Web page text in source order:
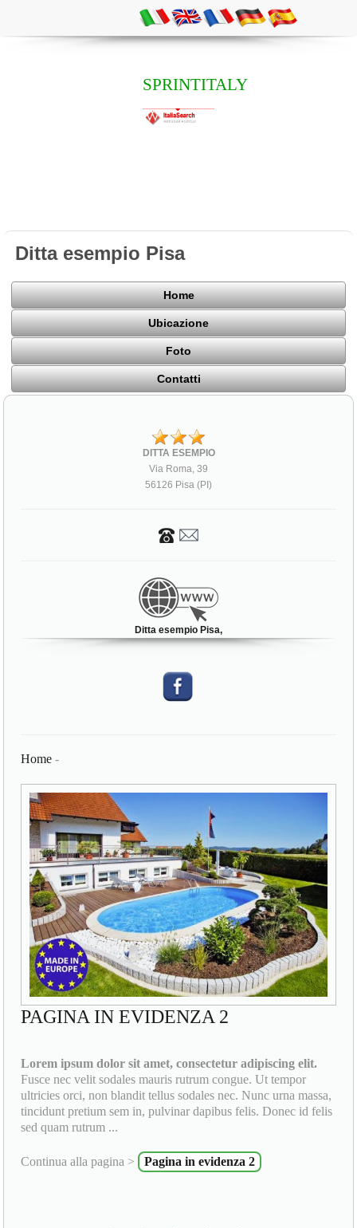
SPRINTITALY
Ditta esempio Pisa
Home
Ubicazione
Foto
Contatti
DITTA ESEMPIO
Via Roma, 39
56126 Pisa (PI)
Ditta esempio Pisa,
Home -
PAGINA IN EVIDENZA 2
Lorem ipsum dolor sit amet, consectetur adipiscing elit.
Fusce nec velit sodales mauris rutrum congue. Ut tempor
ultricies orci, non blandit tellus sodales nec. Nunc urna massa,
tincidunt pretium sem in, pulvinar dapibus felis. Donec id felis
sed quam rutrum ...
Continua alla pagina > Pagina in evidenza 2